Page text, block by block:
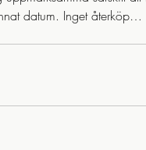
datum. Inget återköp…